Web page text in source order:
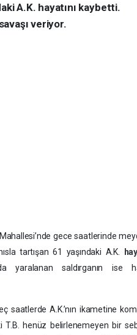
A.K. hayatını kaybetti.
veriyor.
gece saatlerinde
tartışan 61 yaşındaki A.K.
yaralanan saldırganın ise
saatlerde A.K.’nın ikametine
T.B. henüz belirlenemeyen bir